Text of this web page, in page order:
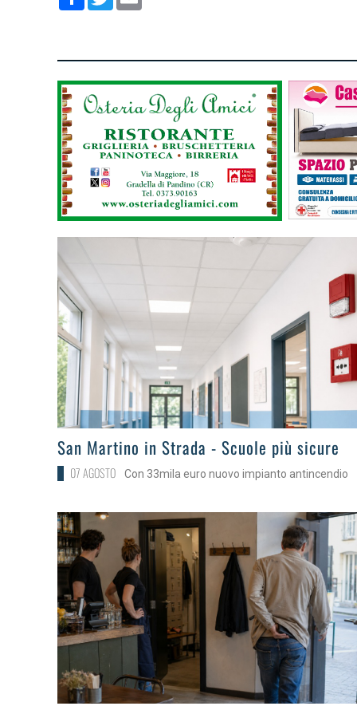
>
San Martino in Strada - Scuole più sicure
07 AGOSTO Con 33mila euro nuovo impianto antincendio